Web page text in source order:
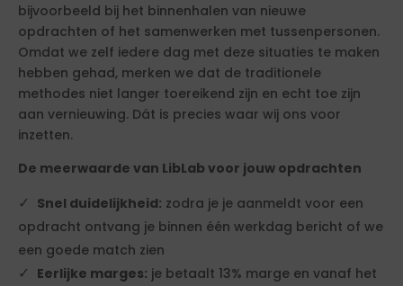
bijvoorbeeld bij het binnenhalen van nieuwe
opdrachten of het samenwerken met tussenpersonen.
Omdat we zelf iedere dag met deze situaties te maken
hebben gehad, merken we dat de traditionele
methodes niet langer toereikend zijn en echt toe zijn
aan vernieuwing. Dát is precies waar wij ons voor
inzetten.
De meerwaarde van LibLab voor jouw opdrachten
Snel duidelijkheid: zodra je je aanmeldt voor een
opdracht ontvang je binnen één werkdag bericht of we
een goede match zien
Eerlijke marges: je betaalt 13% marge en vanaf het